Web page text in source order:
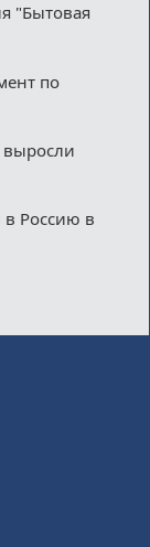
"Бытовая
по
Россию в